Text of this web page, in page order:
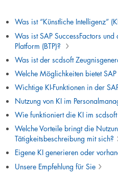
Was ist “Künstliche Intelligenz”
Was ist SAP SuccessFactors
Platform (BTP)?
Was ist der scdsoft
Welche Möglichkeiten bietet
Wichtige KI-Funktionen in der
Nutzung von KI im
Wie funktioniert die KI im
Welche Vorteile bringt die
Tätigkeitsbeschreibung mit sich?
Eigene KI generieren oder
Unsere Empfehlung für Sie